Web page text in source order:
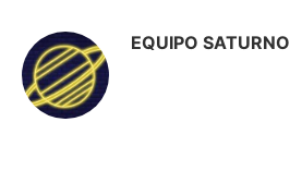
EQUIPO SATURNO